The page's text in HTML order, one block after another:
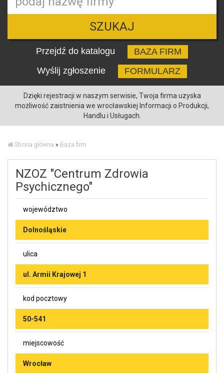
SZUKAJ
Przejdź do katalogu
BAZA FIRM
Wyślij zgłoszenie
FORMULARZ
Dzięki rejestracji w naszym serwisie, Twoja firma uzyska
możliwość zaistnienia we wrocławskiej Informacji o Produkcji,
Handlu i Usługach.
Strona główna » Baza firm
NZOZ "Centrum Zdrowia
Psychicznego"
województwo
Dolnośląskie
ulica
ul. Armii Krajowej 1
kod pocztowy
50-541
miejscowość
Wrocław